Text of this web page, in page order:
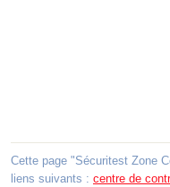
Cette page "Sécuritest Zone
liens suivants : centre de